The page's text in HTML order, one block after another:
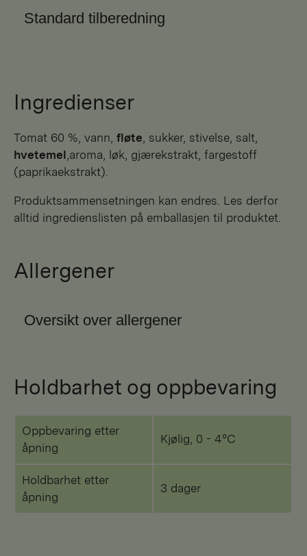
Standard tilberedning
Ingredienser
tomat 60 %, vann,fløte , sukker, stivelse, salt,
hvetemel ,aroma, løk, gjærekstrakt, fargestoff
(paprikaekstrakt).
Produktsammensetningen kan endres. Les derfor
alltid ingredienslisten på emballasjen til produktet.
Allergener
Oversikt over allergener
Holdbarhet og oppbevaring
Oppbevaring etter
åpning
Kjølig, 0 - 4°C
Holdbarhet etter
åpning
3 dager